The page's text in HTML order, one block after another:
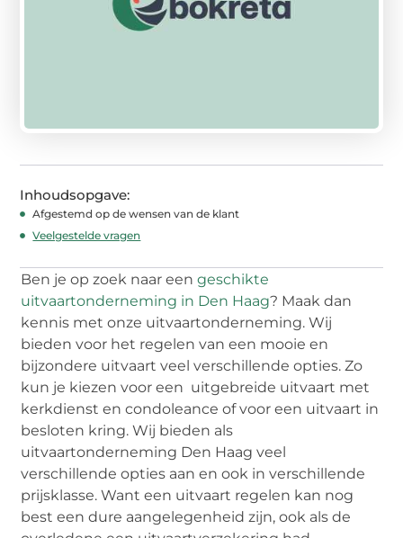
Inhoudsopgave:
Afgestemd op de wensen van de klant
Veelgestelde vragen
Ben je op zoek naar eengeschikte
uitvaartonderneming in Den Haag? Maak dan
kennis met onze uitvaartonderneming. Wij
bieden voor het regelen van een mooie en
bijzondere uitvaart veel verschillende opties. Zo
kun je kiezen voor een uitgebreide uitvaart met
kerkdienst en condoleance of voor een uitvaart in
besloten kring. Wij bieden als
uitvaartonderneming Den Haag veel
verschillende opties aan en ook in verschillende
prijsklasse. Want een uitvaart regelen kan nog
best een dure aangelegenheid zijn, ook als de